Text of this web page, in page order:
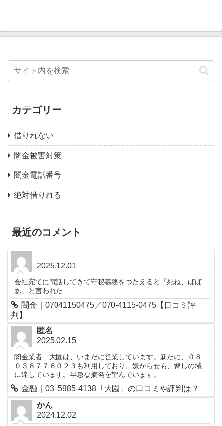
カテゴリー
借りれない
闇金被害対策
闇金電話番号
絶対借りれる
最近のコメント
2025.12.01
会社宛てに電話してきて守秘義務をつたえると「死ね、ばば
あ」と言われた
闇金｜07041150475／070-4115-0475【口コミ評
判】
匿名
2025.02.15
闇金業者 大園は、いまだに営業しています。新たに、０８
０３８７７６０２３も利用しており、嫌がらせも、脅しの域
に達しています。早急な摘発を望んでいます。
金融｜03ｰ5985-4138「大園」の口コミや評判は？
かん
2024.12.02